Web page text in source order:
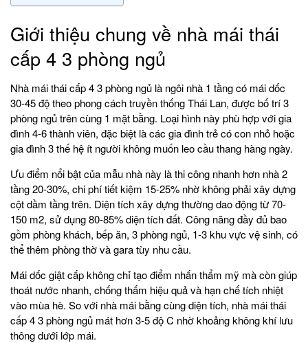
Giới thiệu chung về nhà mái thái
cấp 4 3 phòng ngủ
Nhà mái thái cấp 4 3 phòng ngủ là ngôi nhà 1 tầng có mái dốc
30-45 độ theo phong cách truyền thống Thái Lan, được bố trí 3
phòng ngủ trên cùng 1 mặt bằng. Loại hình này phù hợp với gia
đình 4-6 thành viên, đặc biệt là các gia đình trẻ có con nhỏ hoặc
gia đình 3 thế hệ ít người không muốn leo cầu thang hàng ngày.
Ưu điểm nổi bật của mẫu nhà này là thi công nhanh hơn nhà 2
tầng 20-30%, chi phí tiết kiệm 15-25% nhờ không phải xây dựng
cột dầm tầng trên. Diện tích xây dựng thường dao động từ 70-
150 m2, sử dụng 80-85% diện tích đất. Công năng đầy đủ bao
gồm phòng khách, bếp ăn, 3 phòng ngủ, 1-3 khu vực vệ sinh, có
thể thêm phòng thờ và gara tùy nhu cầu.
Mái dốc giật cấp không chỉ tạo điểm nhấn thẩm mỹ mà còn giúp
thoát nước nhanh, chống thấm hiệu quả và hạn chế tích nhiệt
vào mùa hè. So với nhà mái bằng cùng diện tích, nhà mái thái
cấp 4 3 phòng ngủ mát hơn 3-5 độ C nhờ khoảng không khí lưu
thông dưới lớp mái.